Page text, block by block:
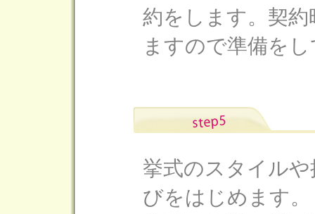
約をします。契
ますので準備を
挙式のスタイル
びをはじめます。